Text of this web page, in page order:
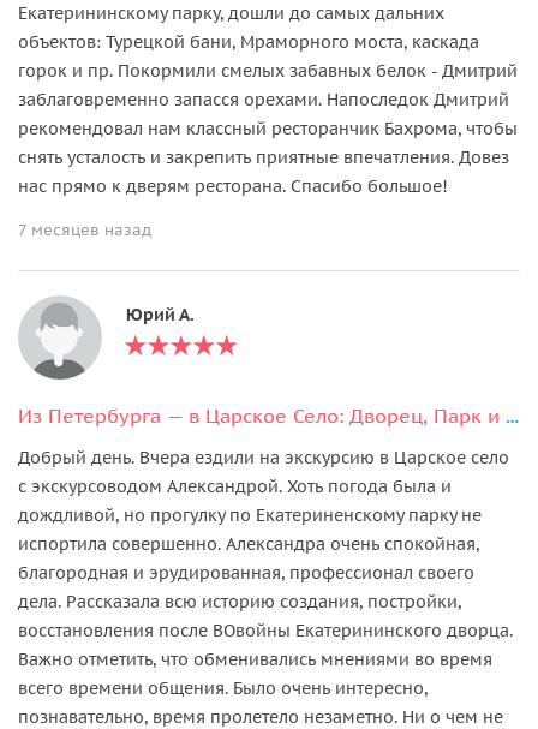
Екатерининскому парку, дошли до самых дальних
объектов: Турецкой бани, Мраморного моста, каскада
горок и пр. Покормили смелых забавных белок - Дмитрий
заблаговременно запасся орехами. Напоследок Дмитрий
рекомендовал нам классный ресторанчик Бахрома, чтобы
снять усталость и закрепить приятные впечатления. Довез
нас прямо к дверям ресторана. Спасибо большое!
7 месяцев назад
Юрий А.
Из Петербурга — в Царское Село: Дворец, Парк и Лицей
Добрый день. Вчера ездили на экскурсию в Царское село
с экскурсоводом Александрой. Хоть погода была и
дождливой, но прогулку по Екатериненскому парку не
испортила совершенно. Александра очень спокойная,
благородная и эрудированная, профессионал своего
дела. Рассказала всю историю создания, постройки,
восстановления после ВОвойны Екатерининского дворца.
Важно отметить, что обменивались мнениями во время
всего времени общения. Было очень интересно,
познавательно, время пролетело незаметно. Ни о чем не